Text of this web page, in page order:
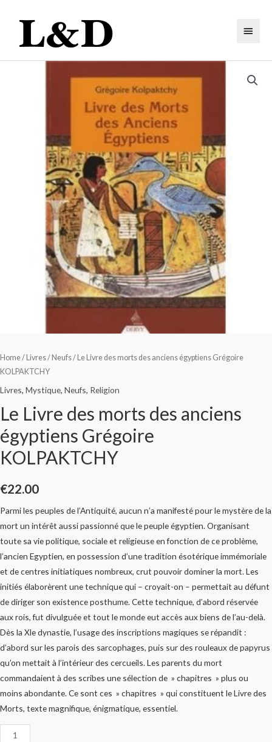
Home/ Livres/ Neufs/ Le Livre des morts des anciens égyptiens Grégoire
KOLPAKTCHY
Livres, Mystique, Neufs, Religion
Le Livre des morts des anciens
égyptiens Grégoire
KOLPAKTCHY
€22.00
Parmi les peuples de l’Antiquité, aucun n’a manifesté pour le mystère de la
mort un intérêt aussi passionné que le peuple égyptien. Organisant
toute sa vie politique, sociale et religieuse en fonction de ce problème,
l’ancien Egyptien, en possession d’une tradition ésotérique immémoriale
et de centres initiatiques nombreux, crut pouvoir dominer la mort. Les
initiés élaborèrent une technique qui – croyait-on – permettait au défunt
de diriger son existence posthume. Cette technique, d’abord réservée
aux rois, fut divulguée et tout le monde eut accès aux biens de l’au-delà.
Dès la Xle dynastie, l’usage des inscriptions magiques se répandit :
d’abord sur les parois des sarcophages, puis sur des rouleaux de papyrus
qu’on mettait à l’intérieur des cercueils. Les parents du mort
commandaient à des scribes une sélection de » chapitres » plus ou
moins abondante. Ce sont ces » chapitres » qui constituent le Livre des
Morts, texte magnifique, énigmatique, essentiel.